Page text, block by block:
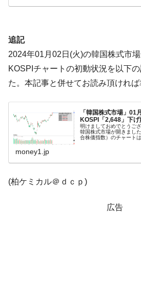
する差別。許してはおかぬ
『Money1』
韓国ボンクラ政策室
『Money1』
韓国半導体『SKハイ
業績「史上最高益」当期純利益は前
韓国･加徳島新国際空
機 ⇒ 10.7兆では損が出るからできな
『Money1』
【速報】韓国株式市
日(水)もサイドカー・サーキットブ
発動！
半分未満しか雇用を生まない
日本の誇る海洋資源調査船
追記
2024年01月02日(火)の韓国株式市場
KOSPIチャートの初動状況を以下
た。本記事と併せてお読み頂ければ
「韓国株式市場」01
KOSPI「2,648」下
明けましておめでとうご
韓国株式市場が開きまし
合株価指数）のチャート
money1.jp
(柏ケミカル＠ｄｃｐ)
広告